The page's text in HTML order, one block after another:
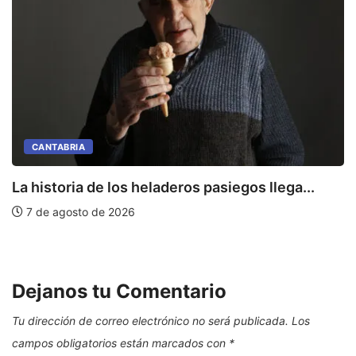
CANTABRIA
La historia de los heladeros pasiegos llega...
7 de agosto de 2026
Dejanos tu Comentario
Tu dirección de correo electrónico no será publicada. Los
campos obligatorios están marcados con *